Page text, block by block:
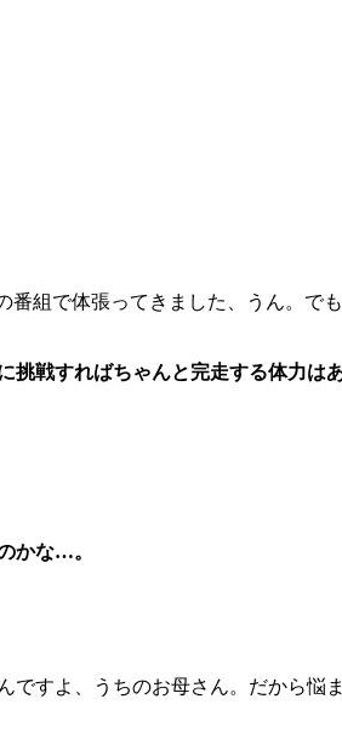
組で体張ってきました、うん。で
戦すればちゃんと完走する体力は
かな…。
すよ、うちのお母さん。だから悩